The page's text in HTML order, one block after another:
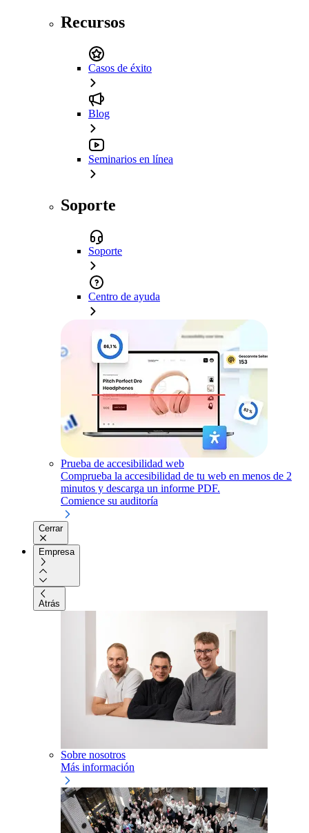
Recursos
Casos de éxito
Blog
Seminarios en línea
Soporte
Soporte
Centro de ayuda
Prueba de accesibilidad web
Comprueba la accesibilidad de tu web en menos de 2
minutos y descarga un informe PDF.
Comience su auditoría
Cerrar
Empresa
Atrás
Sobre nosotros
Más información